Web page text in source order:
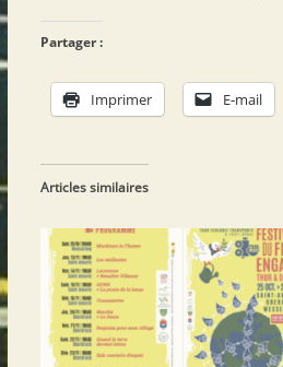
Partager :
Imprimer E-mail
Articles similaires